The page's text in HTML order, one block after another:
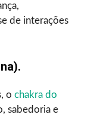
de interações
o chakra do
sabedoria e